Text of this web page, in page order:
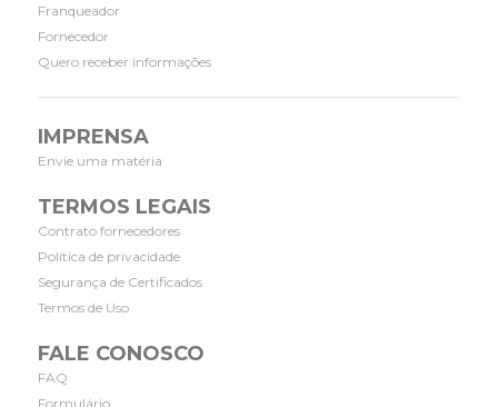
Franqueador
Fornecedor
Quero receber informações
IMPRENSA
Envie uma matéria
TERMOS LEGAIS
Contrato fornecedores
Política de privacidade
Segurança de Certificados
Termos de Uso
FALE CONOSCO
FAQ
Formulário